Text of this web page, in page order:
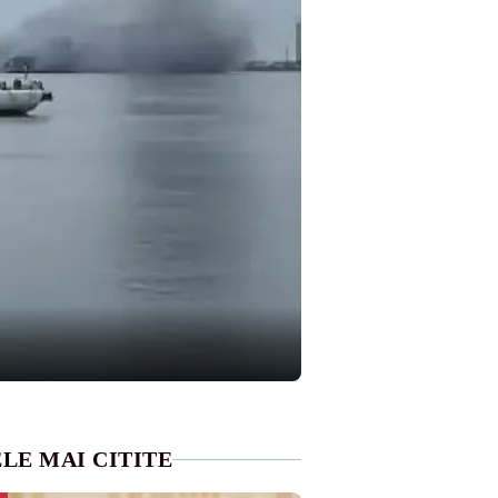
MAI CITITE